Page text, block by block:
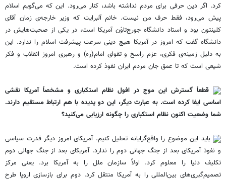
کرد. اگر دین حرفی برای مردم نداشته باشد، کنار می‌رود. این که می‌گویم اسلام
پیش می‌رود، فقط حرف من نیست. خانم آلبرایت که وزیر خارجه‌ی زمان آقای
کلینتون بود و استاد دانشگاه جورج‌تاوْن آمریکا است، در یکی از صحبت‌هایش در
دانشگاه گفت که امروز در آمریکا هیچ دینی سرعت پیشرفت اسلام را ندارد. این
به دلیل زمینه‌ی فکری، عزم راسخ و تقوای امام(ره) و رهبری امروز انقلاب و فکر
شیعی است که تا عمق جان مردم ایران نفوذ کرده است.
قطعاً گسترش این موج در افول نظام استکباری و مشخصاً آمریکا نقشی
اساسی ایفا کرده است. به عبارت دیگر، این دو پدیده با هم ارتباط مستقیم دارند.
شما وضعیت اکنون نظام استکباری را چگونه ارزیابی می‌کنید؟
باید این موضوع را واقع‌گرایانه تحلیل کنیم. آمریکای امروز دیگر قدرت سیاسی
و نفوذ آمریکای بعد از جنگ جهانی دوم را ندارد. آمریکای بعد از جنگ جهانی دوم
تکلیف دنیا را معلوم کرد. اولاً سازمان ملل را به آمریکا برد. یعنی مرکز
تصمیم‌گیری‌های بین‌المللی را به آمریکا منتقل کرد. دوم برای بازسازی اروپا طرح